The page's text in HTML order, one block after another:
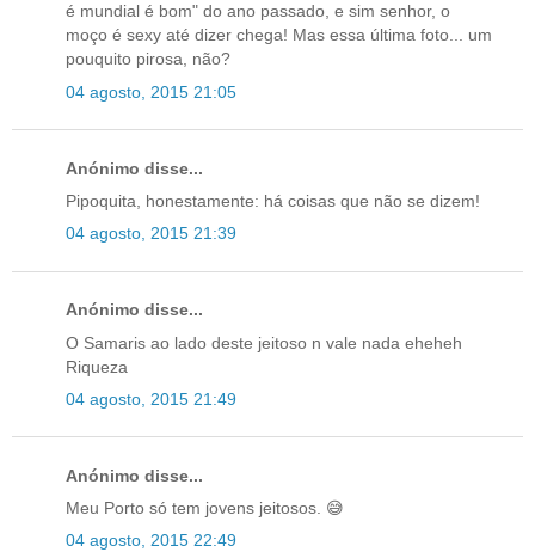
é mundial é bom" do ano passado, e sim senhor, o
moço é sexy até dizer chega! Mas essa última foto... um
pouquito pirosa, não?
04 agosto, 2015 21:05
Anónimo disse...
Pipoquita, honestamente: há coisas que não se dizem!
04 agosto, 2015 21:39
Anónimo disse...
O Samaris ao lado deste jeitoso n vale nada eheheh
Riqueza
04 agosto, 2015 21:49
Anónimo disse...
Meu Porto só tem jovens jeitosos. 😅
04 agosto, 2015 22:49